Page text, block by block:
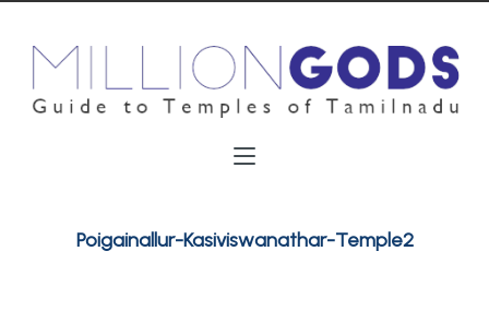
Poigainallur-Kasiviswanathar-Temple2